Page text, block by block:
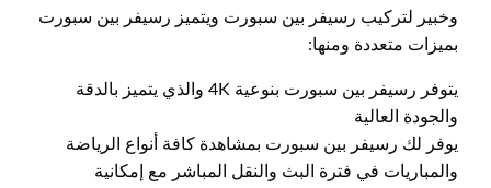
وخبير لتركيب رسيفر بين سبورت ويتميز رسيفر بين سبورت
بميزات متعددة ومنها:
يتوفر رسيفر بين سبورت بنوعية 4K والذي يتميز بالدقة
والجودة العالية
يوفر لك رسيفر بين سبورت بمشاهدة كافة أنواع الرياضة
والمباريات في فترة البث والنقل المباشر مع إمكانية